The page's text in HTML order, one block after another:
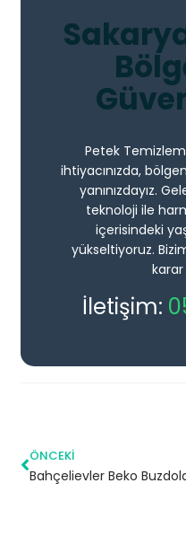
Petek
ihtiyacınızda,
yanınızdayız.
teknoloji ile
içerisindeki
yükseltiyoruz.
İletişim:
ÖNCEKI